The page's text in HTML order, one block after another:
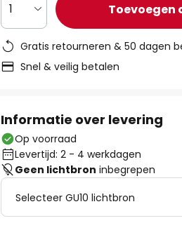
1 Toevoegen
Gratis retourneren & 50 dagen
Snel & veilig betalen
Informatie over levering
Op voorraad
Levertijd: 2 - 4 werkdagen
Geen lichtbron inbegrepen
Selecteer GU10 lichtbron